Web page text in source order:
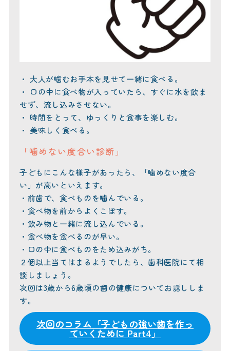
・ 大人が噛むお手本を見せて一緒に食べる。
・ 口の中に食べ物が入っていたら、すぐに水を飲ま
せず、流し込みさせない。
・ 時間をとって、ゆっくりと食事を楽しむ。
・ 美味しく食べる。
「噛めない度合い診断」
子どもにこんな様子があったら、「噛めない度合
い」が高いといえます。
・前歯で、食べものを噛んでいる。
・食べ物を前からよくこぼす。
・飲み物と一緒に流し込んでいる。
・食べ物を食べるのが早い。
・口の中に食べものをため込みがち。
２個以上当てはまるようでしたら、歯科医院にて相
談しましょう。
次回は3歳から6歳頃の歯の健康についてお話ししま
す。
次回のコラム「子どもの強い歯を作っ
ていくために Part4」